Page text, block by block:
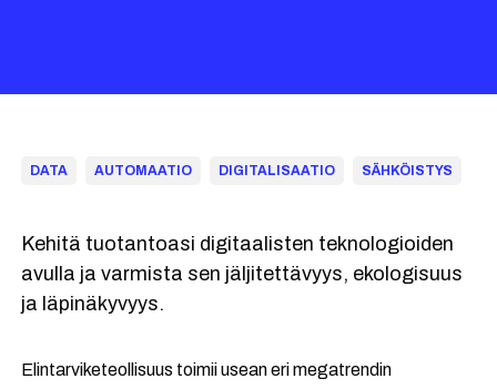
DATA AUTOMAATIO DIGITALISAATIO SÄHKÖISTYS
Kehitä tuotantoasi digitaalisten teknologioiden
avulla ja varmista sen jäljitettävyys, ekologisuus
ja läpinäkyvyys.
Elintarviketeollisuus toimii usean eri megatrendin